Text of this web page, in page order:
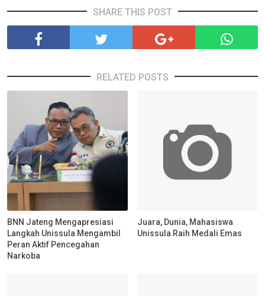
SHARE THIS POST
RELATED POSTS
BNN Jateng Mengapresiasi
Langkah Unissula Mengambil
Peran Aktif Pencegahan
Narkoba
Juara, Dunia, Mahasiswa
Unissula Raih Medali Emas